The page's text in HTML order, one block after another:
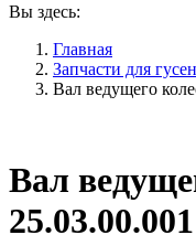
Вы здесь:
Главная
Запчасти для
Вал ведущего
Вал
25.03.00.001